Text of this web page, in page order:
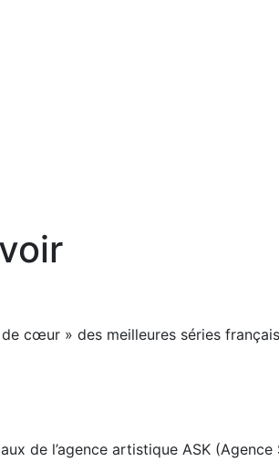
cœur » des meilleures séries
de l’agence artistique ASK